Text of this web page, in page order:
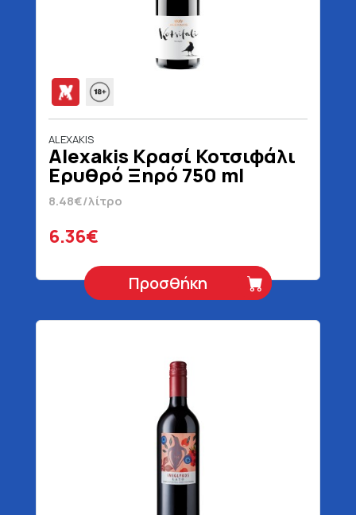
ALEXAKIS
Alexakis Κρασί Κοτσιφάλι
Ερυθρό Ξηρό 750 ml
8.48€/λίτρο
6.36€
Προσθήκη